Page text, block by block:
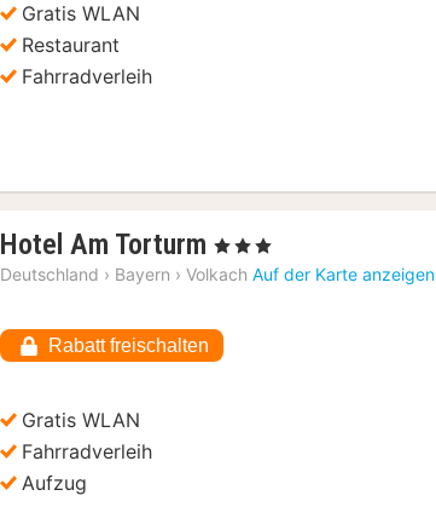
Bild
Gratis WLAN
Restaurant
Fahrradverleih
Bild
Hotel Am Torturm 1
Nacht
113,67
€
, 3 Sterne
Deutschland › Bayern › Volkach Auf der Karte anzeigen
Rabatt freischalten
Gratis WLAN
Fahrradverleih
Aufzug